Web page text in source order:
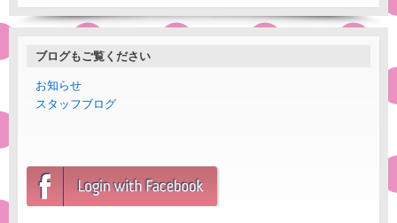
ブログもご覧ください
お知らせ
スタッフブログ